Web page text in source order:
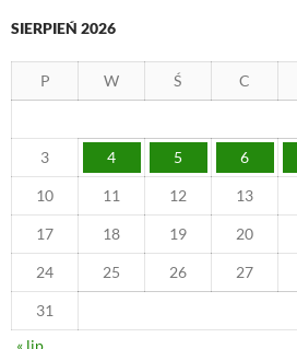
SIERPIEŃ 2026
P W Ś C
3 4 5 6
10 11 12 13
17 18 19 20
24 25 26 27
31
« lip